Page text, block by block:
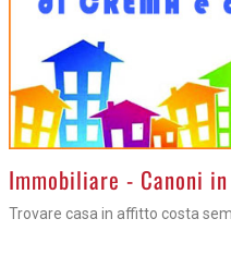
>Immobiliare - Canoni
Trovare casa in affitto costa